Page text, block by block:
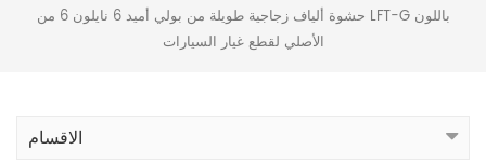
حشوة ألياف زجاجية طويلة من بولي أميد 6 نايلون 6 من LFT-G باللون
الأصلي لقطع غيار السيارات
الاقسام